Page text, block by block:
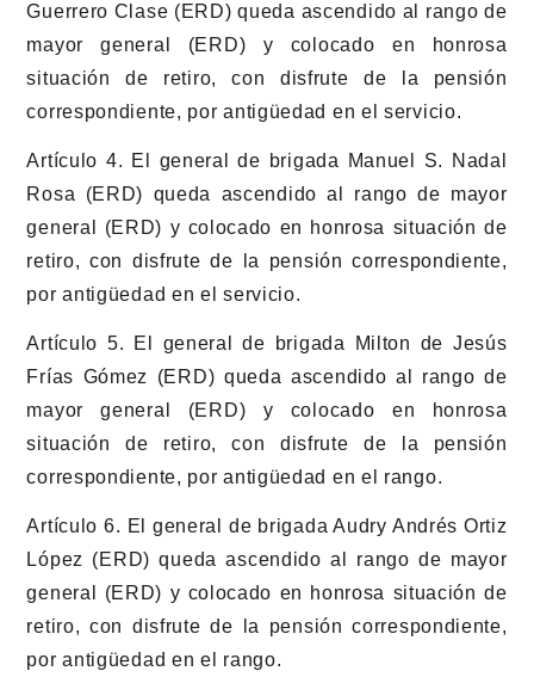
Guerrero Clase (ERD) queda ascendido al rango de
mayor general (ERD) y colocado en honrosa
situación de retiro, con disfrute de la pensión
correspondiente, por antigüedad en el servicio.
Artículo 4. El general de brigada Manuel S. Nadal
Rosa (ERD) queda ascendido al rango de mayor
general (ERD) y colocado en honrosa situación de
retiro, con disfrute de la pensión correspondiente,
por antigüedad en el servicio.
Artículo 5. El general de brigada Milton de Jesús
Frías Gómez (ERD) queda ascendido al rango de
mayor general (ERD) y colocado en honrosa
situación de retiro, con disfrute de la pensión
correspondiente, por antigüedad en el rango.
Artículo 6. El general de brigada Audry Andrés Ortiz
López (ERD) queda ascendido al rango de mayor
general (ERD) y colocado en honrosa situación de
retiro, con disfrute de la pensión correspondiente,
por antigüedad en el rango.